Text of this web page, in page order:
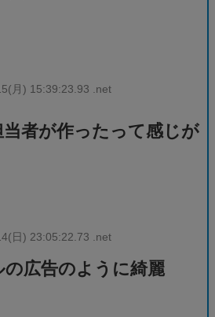
月) 15:39:23.93 .net
者が作ったって感じが
日) 23:05:22.73 .net
広告のように綺麗